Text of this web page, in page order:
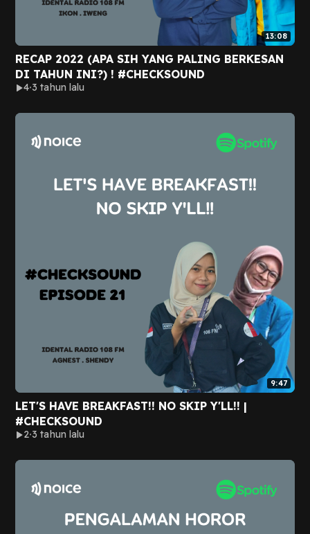
13:08
RECAP 2022 (APA SIH YANG PALING BERKESAN
DI TAHUN INI?) ! #CHECKSOUND
4 3 tahun lalu
9:47
LET'S HAVE BREAKFAST!! NO SKIP Y'LL!! |
#CHECKSOUND
2 3 tahun lalu